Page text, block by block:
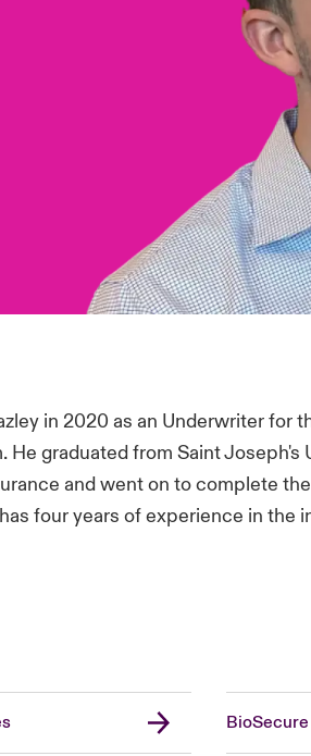
in 2020 as an Underwriter for
He graduated from Saint Joseph's
and went on to complete
four years of experience in the